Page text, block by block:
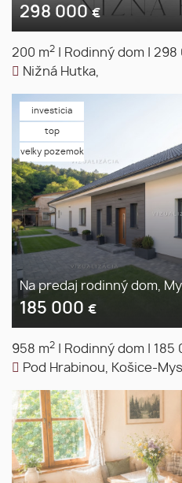
298 000€
200 m2 Rodinný dom
298
Nižná Hutka,
investicia
top
velky pozemok
Na predaj rodinný dom,
185 000 €
958 m2 Rodinný dom
185
Pod Hrabinou, Košice-